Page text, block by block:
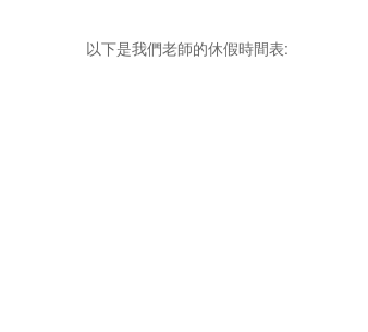
以下是我們老師的休假時間表: